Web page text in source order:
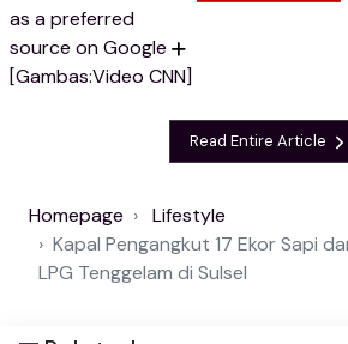
as a preferred
source on Google
[Gambas:Video CNN]
Read Entire Article
Homepage
Lifestyle
Kapal Pengangkut 17 Ekor Sapi
LPG Tenggelam di Sulsel